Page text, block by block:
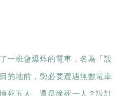
一班會爆炸的電車，名為「設
的地前，勢必要遭遇無數電車
死五人、還是撞死一人？設計